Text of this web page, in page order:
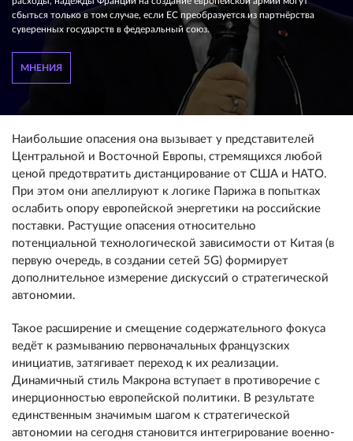
сбыться только в том случае, если ЕС преобразуется из партнёрства
суверенных государств в федеральный союз.
МНЕНИЯ
Наибольшие опасения она вызывает у представителей
Центральной и Восточной Европы, стремящихся любой
ценой предотвратить дистанцирование от США и НАТО.
При этом они апеллируют к логике Парижа в попытках
ослабить опору европейской энергетики на российские
поставки. Растущие опасения относительно
потенциальной технологической зависимости от Китая (в
первую очередь, в создании сетей 5G) формирует
дополнительное измерение дискуссий о стратегической
автономии.
Такое расширение и смещение содержательного фокуса
ведёт к размыванию первоначальных французских
инициатив, затягивает переход к их реализации.
Динамичный стиль Макрона вступает в противоречие с
инерционностью европейской политики. В результате
единственным значимым шагом к стратегической
автономии на сегодня становится интегрирование военно-